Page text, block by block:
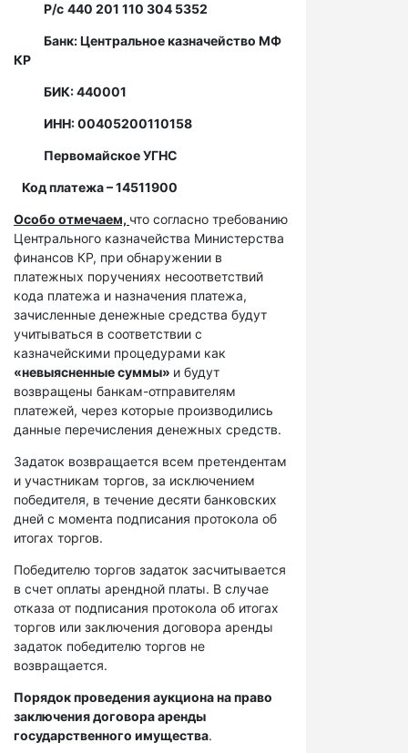
Р/с 440 201 110 304 5352
Банк: Центральное казначейство МФ
КР
БИК: 440001
ИНН: 00405200110158
Первомайское УГНС
Код платежа – 14511900
Особо отмечаем, что согласно требованию
Центрального казначейства Министерства
финансов КР, при обнаружении в
платежных поручениях несоответствий
кода платежа и назначения платежа,
зачисленные денежные средства будут
учитываться в соответствии с
казначейскими процедурами как
«невыясненные суммы» и будут
возвращены банкам-отправителям
платежей, через которые производились
данные перечисления денежных средств.
Задаток возвращается всем претендентам
и участникам торгов, за исключением
победителя, в течение десяти банковских
дней с момента подписания протокола об
итогах торгов.
Победителю торгов задаток засчитывается
в счет оплаты арендной платы. В случае
отказа от подписания протокола об итогах
торгов или заключения договора аренды
задаток победителю торгов не
возвращается.
Порядок проведения аукциона на право
заключения договора аренды
государственного имущества.